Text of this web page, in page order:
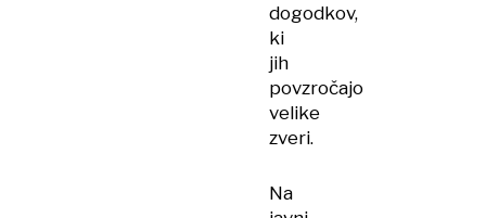
dogodkov,
ki
jih
povzročajo
velike
zveri.
Na